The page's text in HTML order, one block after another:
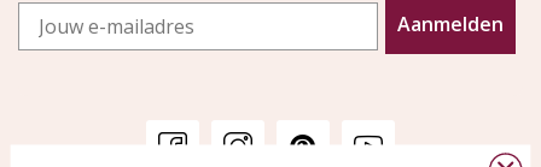
Email
Aanmelden